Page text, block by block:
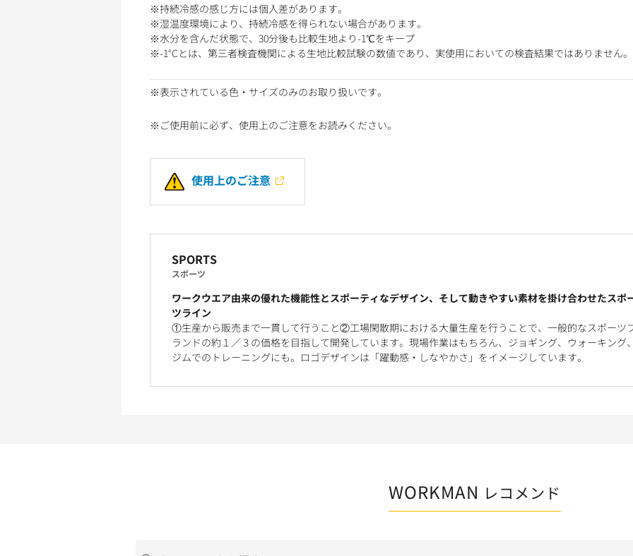
※持続冷感の感じ方には個人差があります。
※湿温度環境により、持続冷感を得られない場合があります。
※水分を含んだ状態で、30分後も比較生地より-1℃をキープ
※-1°Cとは、第三者検査機関による生地比較試験の数値であり、実使用においての検査結果ではありません。
※表示されている色・サイズのみのお取り扱いです。
※ご使用前に必ず、使用上のご注意をお読みください。
使用上のご注意
SPORTS
スポーツ
ワークウエア由来の優れた機能性とスポーティなデザイン、そして動きやすい素材を掛け合わせたスポ
ツライン
①生産から販売まで一貫して行うこと②工場閑散期における大量生産を行うことで、一般的なスポーツ
ランドの約１／３の価格を目指して開発しています。現場作業はもちろん、ジョギング、ウォーキング、
ジムでのトレーニングにも。ロゴデザインは「躍動感・しなやかさ」をイメージしています。
WORKMAN レコメンド